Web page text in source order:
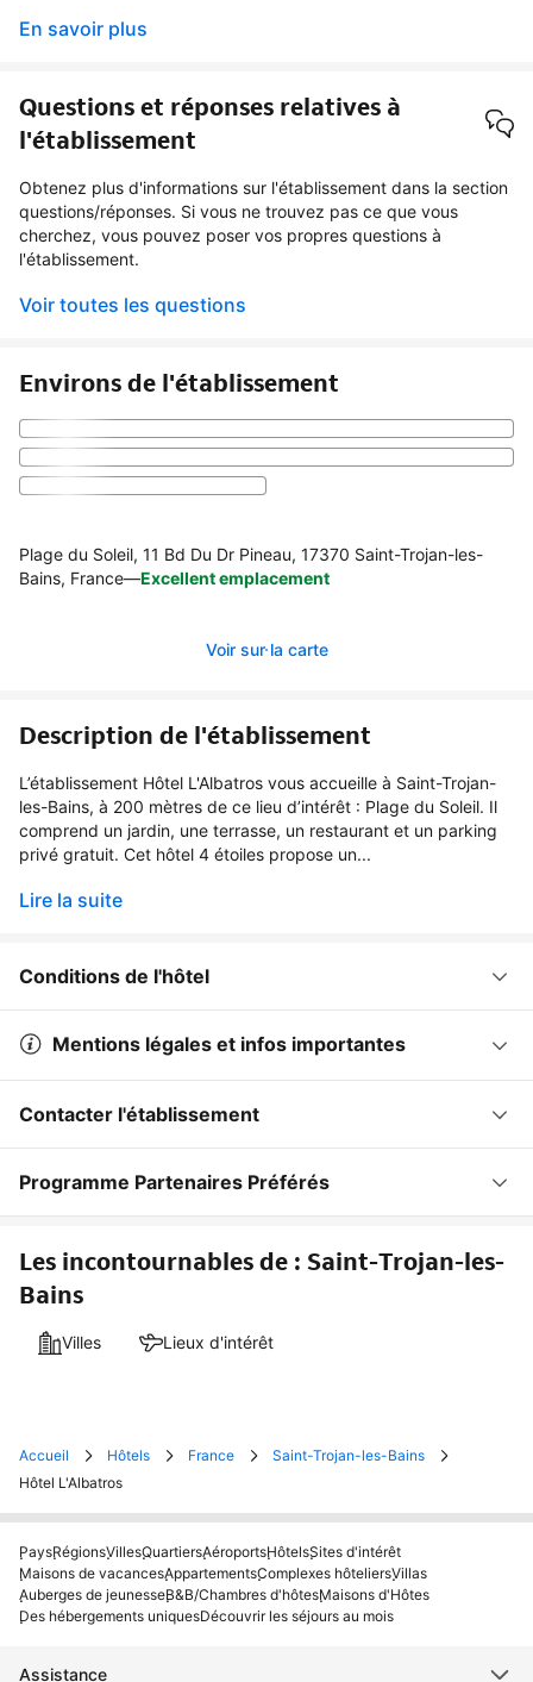
En savoir plus
Questions et réponses relatives à
l'établissement
Obtenez plus d'informations sur l'établissement dans la section
questions/réponses. Si vous ne trouvez pas ce que vous
cherchez, vous pouvez poser vos propres questions à
l'établissement.
Voir toutes les questions
Environs de l'établissement
Plage du Soleil, 11 Bd Du Dr Pineau, 17370 Saint-Trojan-les-
Bains, France—Excellent emplacement
Voir sur la carte
Description de l'établissement
L’établissement Hôtel L'Albatros vous accueille à Saint-Trojan-
les-Bains, à 200 mètres de ce lieu d’intérêt : Plage du Soleil. Il
comprend un jardin, une terrasse, un restaurant et un parking
privé gratuit. Cet hôtel 4 étoiles propose un...
Lire la suite
Conditions de l'hôtel
Mentions légales et infos importantes
Contacter l'établissement
Programme Partenaires Préférés
Les incontournables de : Saint-Trojan-les-
Bains
Villes Lieux d'intérêt
Accueil Hôtels France
Saint-Trojan-les-Bains
Hôtel L'Albatros
PaysRégionsVillesQuartiersAéroportsHôtelsSites d'intérêt
Maisons de vacancesAppartementsComplexes hôteliersVillas
Auberges de jeunesseB&B/Chambres d'hôtesMaisons d'Hôtes
Des hébergements uniquesDécouvrir les séjours au mois
Assistance